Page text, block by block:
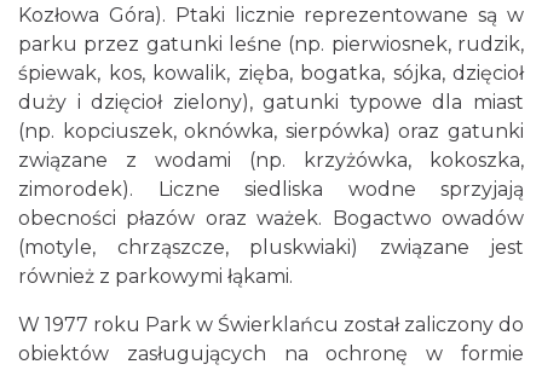
Kozłowa Góra). Ptaki licznie reprezentowane są w
parku przez gatunki leśne (np. pierwiosnek, rudzik,
śpiewak, kos, kowalik, zięba, bogatka, sójka, dzięcioł
duży i dzięcioł zielony), gatunki typowe dla miast
(np. kopciuszek, oknówka, sierpówka) oraz gatunki
związane z wodami (np. krzyżówka, kokoszka,
zimorodek). Liczne siedliska wodne sprzyjają
obecności płazów oraz ważek. Bogactwo owadów
(motyle, chrząszcze, pluskwiaki) związane jest
również z parkowymi łąkami.
W 1977 roku Park w Świerklańcu został zaliczony do
obiektów zasługujących na ochronę w formie